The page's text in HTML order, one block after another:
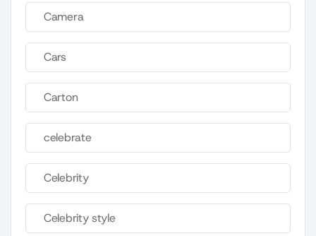
Camera
Cars
Carton
celebrate
Celebrity
Celebrity style